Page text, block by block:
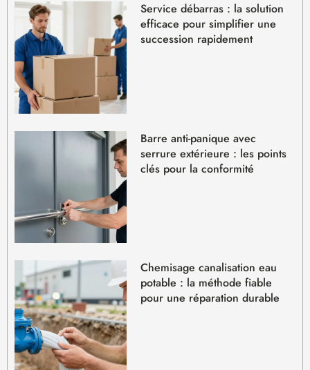
Service débarras : la solution
efficace pour simplifier une
succession rapidement
Barre anti-panique avec
serrure extérieure : les points
clés pour la conformité
Chemisage canalisation eau
potable : la méthode fiable
pour une réparation durable